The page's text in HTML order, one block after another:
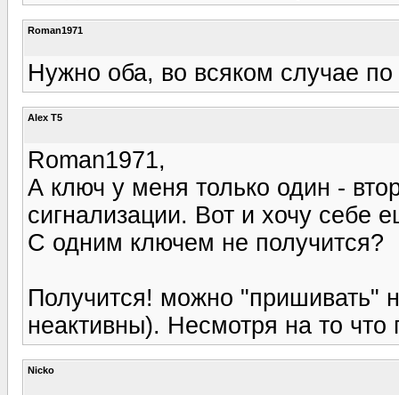
Roman1971
Нужно оба, во всяком случае
Alex T5
Roman1971,
А ключ у меня только один -
сигнализации. Вот и хочу себе
С одним ключем не получится?
Получится! можно "пришивать"
неактивны). Несмотря на то
Nicko